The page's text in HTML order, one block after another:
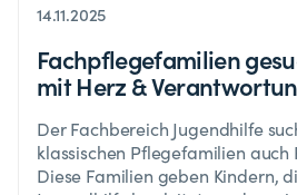
14.11.2025
Fachpflegefamilien
mit Herz &
Der Fachbereich Jugendhilfe
klassischen Pflegefamilien
Diese Familien geben Kindern,